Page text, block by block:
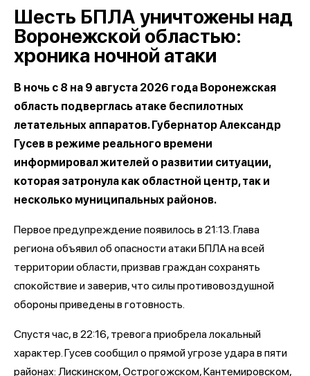
Шесть БПЛА уничтожены над
Воронежской областью:
хроника ночной атаки
В ночь с 8 на 9 августа 2026 года Воронежская
область подверглась атаке беспилотных
летательных аппаратов. Губернатор Александр
Гусев в режиме реального времени
информировал жителей о развитии ситуации,
которая затронула как областной центр, так и
несколько муниципальных районов.
Первое предупреждение появилось в 21:13. Глава
региона объявил об опасности атаки БПЛА на всей
территории области, призвав граждан сохранять
спокойствие и заверив, что силы противовоздушной
обороны приведены в готовность.
Спустя час, в 22:16, тревога приобрела локальный
характер. Гусев сообщил о прямой угрозе удара в пяти
районах: Лискинском, Острогожском, Кантемировском,